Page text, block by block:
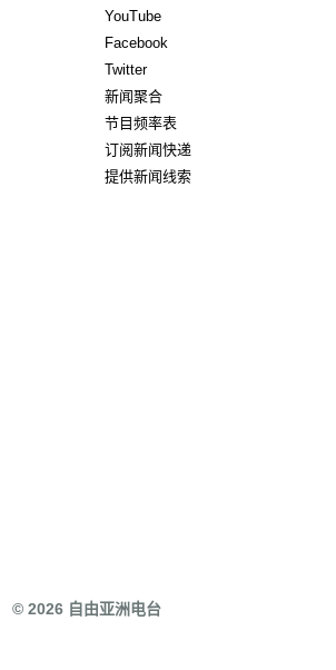
YouTube
Facebook
TwitterOpens in new window
新闻聚合
节目频率表
订阅新闻快递
提供新闻线索
© 2026 自由亚洲电台